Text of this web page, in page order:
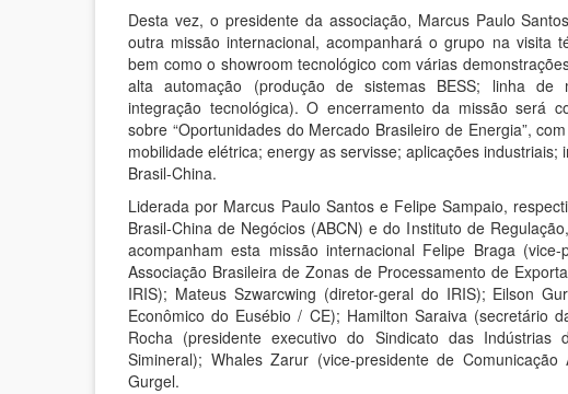
Desta vez, o presidente da associação, Marcus Paulo
outra missão internacional, acompanhará o grupo na visita
bem como o showroom tecnológico com várias
alta automação (produção de sistemas BESS; linha de
integração tecnológica). O encerramento da missão será
sobre “Oportunidades do Mercado Brasileiro de Energia”,
mobilidade elétrica; energy as servisse; aplicações
Brasil-China.
Liderada por Marcus Paulo Santos e Felipe Sampaio,
Brasil-China de Negócios (ABCN) e do Instituto de
acompanham esta missão internacional Felipe Braga
Associação Brasileira de Zonas de Processamento de
IRIS); Mateus Szwarcwing (diretor-geral do IRIS); Eilson
Econômico do Eusébio / CE); Hamilton Saraiva (secretário
Rocha (presidente executivo do Sindicato das
Simineral); ⁠Whales Zarur (vice-presidente de
Gurgel.